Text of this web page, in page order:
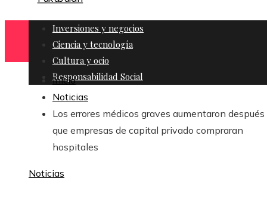
Inversiones y negocios
Ciencia y tecnología
Cultura y ocio
Responsabilidad Social
Inicio
Noticias
Los errores médicos graves aumentaron después
que empresas de capital privado compraran
hospitales
Noticias